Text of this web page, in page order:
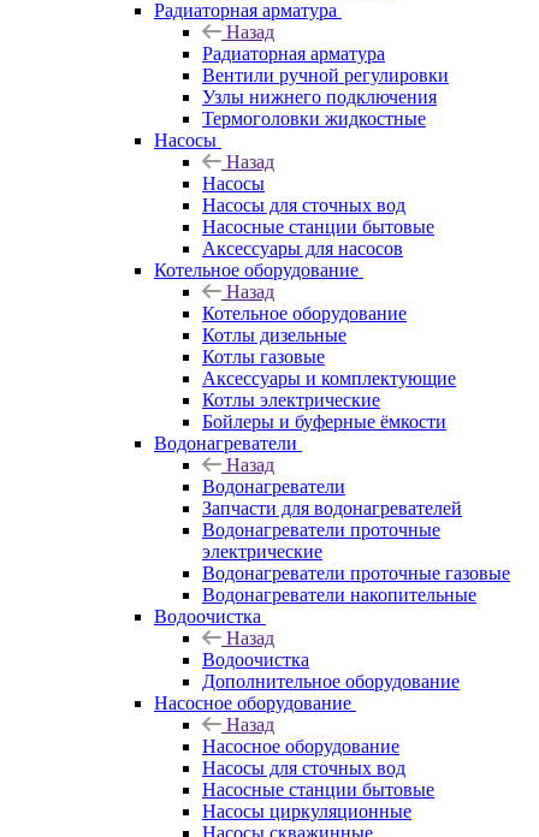
Радиаторная арматура
Назад
Радиаторная арматура
Вентили ручной регулировки
Узлы нижнего подключения
Термоголовки жидкостные
Насосы
Назад
Насосы
Насосы для сточных вод
Насосные станции бытовые
Аксессуары для насосов
Котельное оборудование
Назад
Котельное оборудование
Котлы дизельные
Котлы газовые
Аксессуары и комплектующие
Котлы электрические
Бойлеры и буферные ёмкости
Водонагреватели
Назад
Водонагреватели
Запчасти для водонагревателей
Водонагреватели проточные
электрические
Водонагреватели проточные газовые
Водонагреватели накопительные
Водоочистка
Назад
Водоочистка
Дополнительное оборудование
Насосное оборудование
Назад
Насосное оборудование
Насосы для сточных вод
Насосные станции бытовые
Насосы циркуляционные
Насосы скважинные